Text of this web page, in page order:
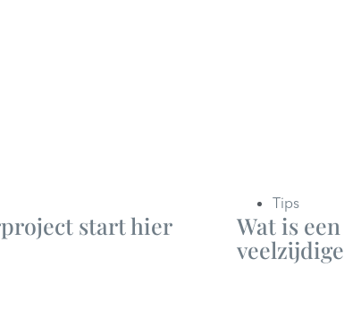
start hier
Tips
Wat is